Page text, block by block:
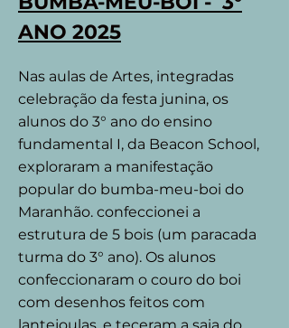
ANO 2025
Nas aulas de Artes, integradas
celebração da festa junina, os
alunos do 3° ano do ensino
fundamental I, da Beacon School,
exploraram a manifestação
popular do bumba-meu-boi do
Maranhão. confeccionei a
estrutura de 5 bois (um paracada
turma do 3° ano). Os alunos
confeccionaram o couro do boi
com desenhos feitos com